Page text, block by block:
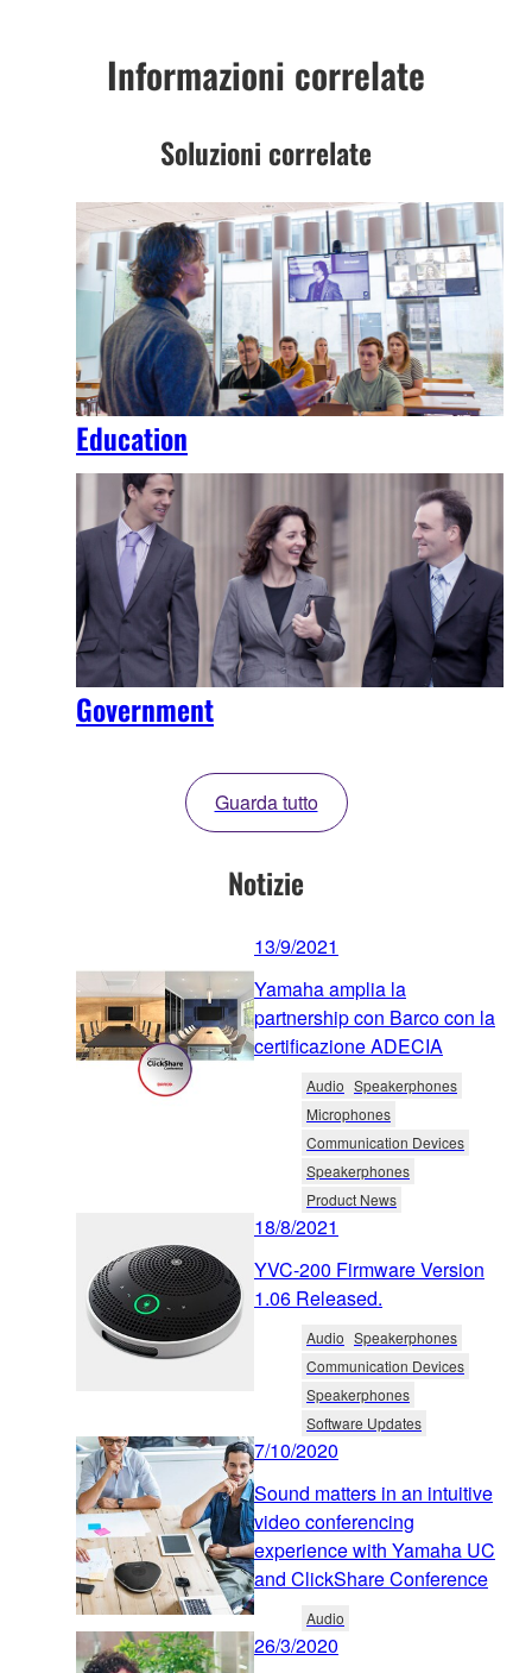
Informazioni correlate
Soluzioni correlate
Education
Government
Guarda tutto
Notizie
13/9/2021
Yamaha amplia la
partnership con Barco con la
certificazione ADECIA
Audio Speakerphones
Microphones
Communication Devices
Speakerphones
Product News
18/8/2021
YVC-200 Firmware Version
1.06 Released.
Audio Speakerphones
Communication Devices
Speakerphones
Software Updates
7/10/2020
Sound matters in an intuitive
video conferencing
experience with Yamaha UC
and ClickShare Conference
Audio
26/3/2020